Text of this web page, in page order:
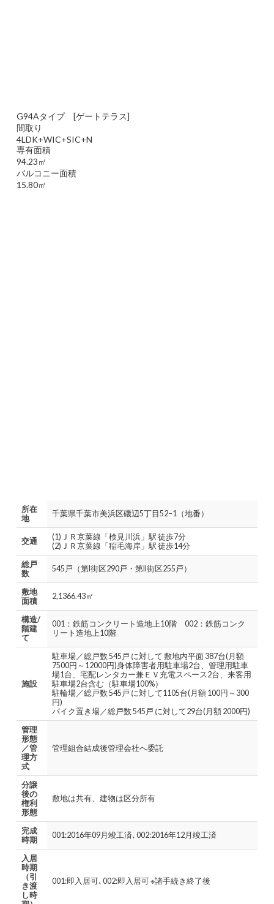
G94Aタイプ [ゲートテラス]
間取り
4LDK+WIC+SIC+N
専有面積
94.23㎡
バルコニー面積
15.80㎡
所在
地
千葉県千葉市美浜区磯辺5丁目52−1（地番）
交通
(1)ＪＲ京葉線「検見川浜」駅 徒歩7分
(2)ＪＲ京葉線「稲毛海岸」駅 徒歩14分
総戸
数
545戸（第I街区290戸・第II街区255戸）
敷地
面積
2,1366.43㎡
構造/
階建
て
001：鉄筋コンクリート造地上10階 002：鉄筋コンク
リート造地上10階
施設
駐車場／総戸数 545戸 に対して 敷地内平面 387台(月額
7500円～12000円)身体障害者用駐車場2台、管理用駐車
場1台、宅配レンタカー兼ＥＶ充電スペース2台、来客用
駐車場2台含む（駐車場100%）
駐輪場／総戸数 545戸 に対して1105台(月額 100円～300
円)
バイク置き場／総戸数 545戸 に対して29台(月額 2000円)
管理
形態
／管
理方
式
管理組合結成後管理会社へ委託
分譲
後の
権利
形態
敷地は共有、建物は区分所有
完成
時期
001:2016年09月竣工済､002:2016年12月竣工済
入居
時期
（引
き渡
し時
001:即入居可､002:即入居可 ※諸手続き終了後